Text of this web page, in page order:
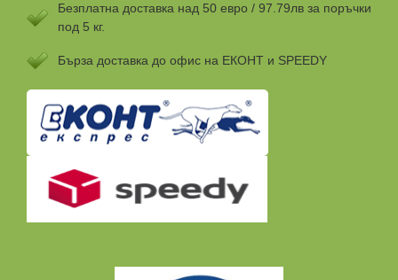
Безплатна доставка над 50 евро / 97.79лв за поръчки
под 5 кг.
Бързa доставка до офис на ЕКОНТ и SPEEDY